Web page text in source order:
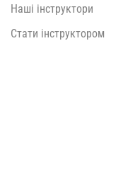
Наші інструктори
Стати інструктором